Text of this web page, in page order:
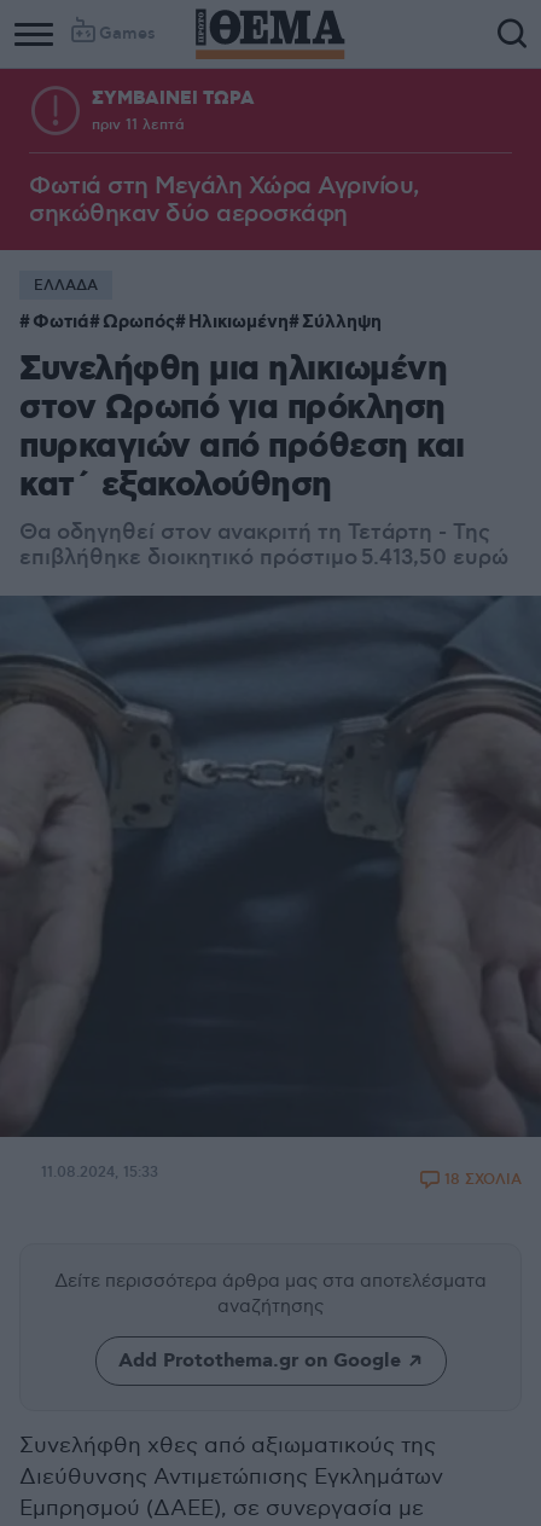
Games
ΣΥΜΒΑΙΝΕΙ ΤΩΡΑ
πριν 11 λεπτά
Φωτιά στη Μεγάλη Χώρα Αγρινίου,
σηκώθηκαν δύο αεροσκάφη
ΕΛΛΑΔΑ
Φωτιά Ωρωπός Ηλικιωμένη Σύλληψη
Συνελήφθη μια ηλικιωμένη
στον Ωρωπό για πρόκληση
πυρκαγιών από πρόθεση και
κατ΄ εξακολούθηση
Θα οδηγηθεί στον ανακριτή τη Τετάρτη - Της
επιβλήθηκε διοικητικό πρόστιμο 5.413,50 ευρώ
11.08.2024, 15:33 18 ΣΧΟΛΙΑ
Δείτε περισσότερα άρθρα μας στα αποτελέσματα
αναζήτησης
Add Protothema.gr on Google
Συνελήφθη χθες από αξιωματικούς της
Διεύθυνσης Αντιμετώπισης Εγκλημάτων
Εμπρησμού (ΔΑΕΕ), σε συνεργασία με